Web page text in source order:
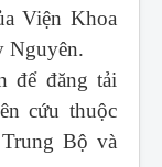
Viện Khoa
Nguyên.
để đăng tải
cứu thuộc
Bộ và